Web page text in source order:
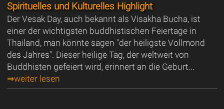
Spirituelles und Kulturelles Highlight
Der Vesak Day, auch bekannt als Visakha Bucha, ist
einer der wichtigsten buddhistischen Feiertage in
Thailand, man könnte sagen "der heiligste Vollmond
des Jahres". Dieser heilige Tag, der weltweit von
Buddhisten gefeiert wird, erinnert an die Geburt...
⇒weiter lesen